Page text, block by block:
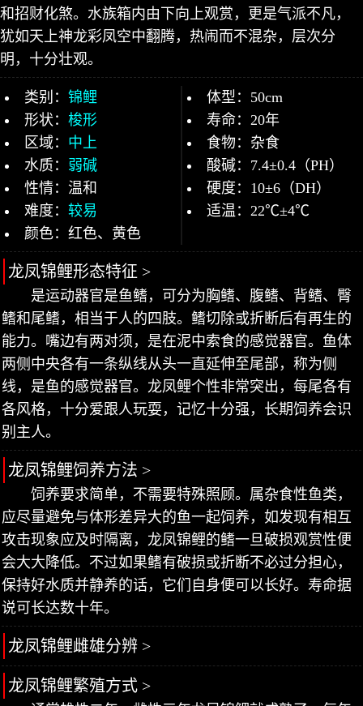
和招财化煞。水族箱内由下向上观赏，更是气派不凡，
犹如天上神龙彩凤空中翻腾，热闹而不混杂，层次分
明，十分壮观。
类别： 锦鲤
形状： 梭形
区域： 中上
水质： 弱碱
性情：温和
难度： 较易
颜色：红色、黄色
体型：50cm
寿命：20年
食物：杂食
酸碱：7.4±0.4（PH）
硬度：10±6（DH）
适温：22℃±4℃
龙凤锦鲤形态特征 >
是运动器官是鱼鳍，可分为胸鳍、腹鳍、背鳍、臀
鳍和尾鳍，相当于人的四肢。鳍切除或折断后有再生的
能力。嘴边有两对须，是在泥中索食的感觉器官。鱼体
两侧中央各有一条纵线从头一直延伸至尾部，称为侧
线，是鱼的感觉器官。龙凤鲤个性非常突出，每尾各有
各风格，十分爱跟人玩耍，记忆十分强，长期饲养会识
别主人。
龙凤锦鲤饲养方法 >
饲养要求简单，不需要特殊照顾。属杂食性鱼类，
应尽量避免与体形差异大的鱼一起饲养，如发现有相互
攻击现象应及时隔离，龙凤锦鲤的鳍一旦破损观赏性便
会大大降低。不过如果鳍有破损或折断不必过分担心，
保持好水质并静养的话，它们自身便可以长好。寿命据
说可长达数十年。
龙凤锦鲤雌雄分辨 >
龙凤锦鲤繁殖方式 >